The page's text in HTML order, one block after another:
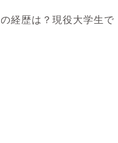
経歴は？現役大学生で